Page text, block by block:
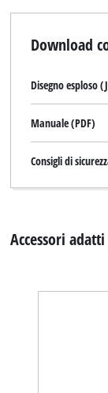
Download
Disegno esploso
Manuale (PDF)
Consigli di
Accessori